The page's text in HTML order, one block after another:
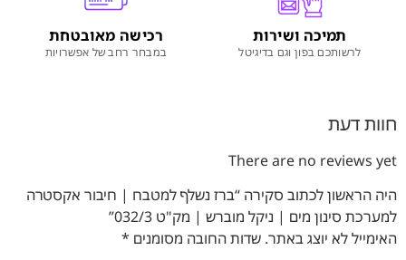
תמיכה ושירות
לרשותכם בפון וגם בדיגיטל
רכישה מאובטחת
במבחר רחב של אפשרויות
חוות דעת
There are no reviews yet
היה הראשון לכתוב סקירה “ברז נשלף למטבח | חיבור אקסטרה
למערכת סינון מים | ניקל מוברש | מק"ט 032/3”
האימייל לא יוצג באתר. שדות החובה מסומנים *